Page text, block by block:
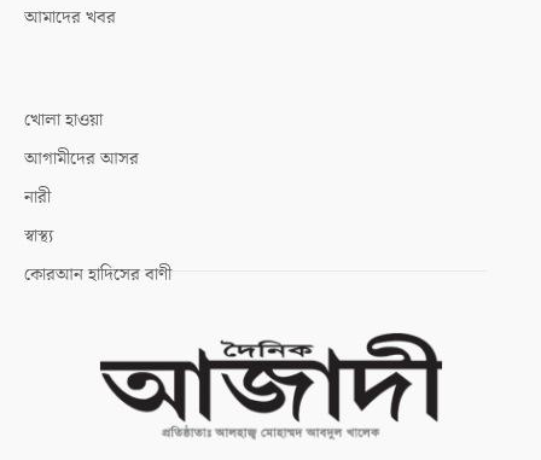
আমাদের খবর
খোলা হাওয়া
আগামীদের আসর
নারী
স্বাস্থ্য
কোরআন হাদিসের বাণী